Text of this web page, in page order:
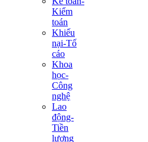
Kiểm
toán
Khiếu
nại-Tố
cáo
Khoa
học-
Công
nghệ
Lao
động-
Tiền
lương